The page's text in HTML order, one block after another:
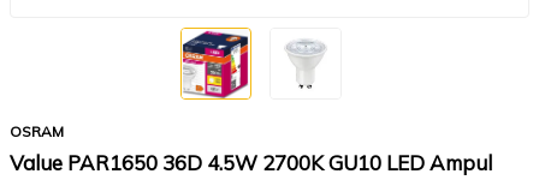
OSRAM
Value PAR1650 36D 4.5W 2700K GU10 LED Ampul